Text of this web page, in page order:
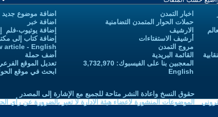
التضامنية
اضافة خبر
إضافة يوتيوب-فلم إلى يوتيوب التمدن
Add new article - English
تعديل الموقع الفرعي للكاتب-ة
ابحث في موقع الحوار المتمدن
متاحة للجميع مع الإشارة إلى المصدر
هيئة الادارة لا تعبر بالضرورة عن رأي الحوار المتمدن